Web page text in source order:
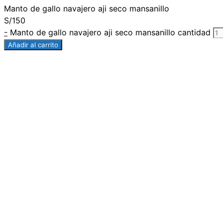
Manto de gallo navajero aji seco mansanillo
S/150
- Manto de gallo navajero aji seco mansanillo cantidad
Añadir al carrito